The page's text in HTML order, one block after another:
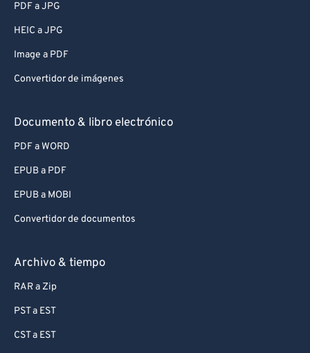
PDF a JPG
HEIC a JPG
Image a PDF
Convertidor de imágenes
Documento & libro electrónico
PDF a WORD
EPUB a PDF
EPUB a MOBI
Convertidor de documentos
Archivo & tiempo
RAR a Zip
PST a EST
CST a EST